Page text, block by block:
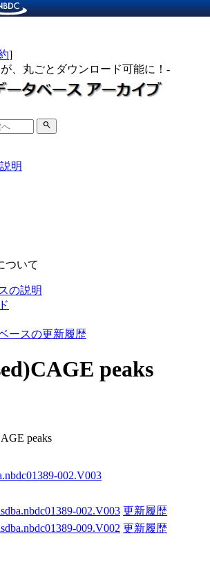
]
、丸ごとダウンロード可能に！-
search
明
ついて
の説明
ースの更新履歴
peaks
peaks
002.V003
002.V003 更新履歴
009.V002 更新履歴